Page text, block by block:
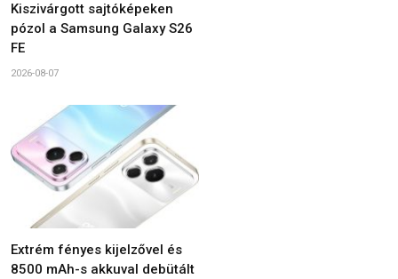
Kiszivárgott sajtóképeken
pózol a Samsung Galaxy S26
FE
2026-08-07
Extrém fényes kijelzővel és
8500 mAh-s akkuval debütált